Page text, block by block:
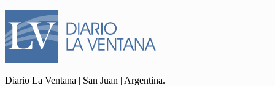
Diario La Ventana | San Juan | Argentina.